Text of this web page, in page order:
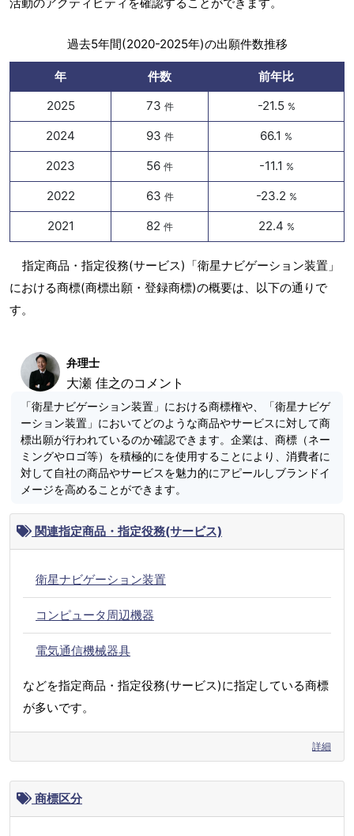
過去5年間(2020-2025年)の出願件数推移
年 件数
前年比
2025
73 件 -21.5 %
2024 93 件 66.1 %
2023 56 件 -11.1 %
2022 63 件 -23.2 %
2021 82 件 22.4 %
指定商品・指定役務(サービス)「衛星ナビゲーション装置」
における商標(商標出願・登録商標)の概要は、以下の通りで
す。
弁理士
大瀬 佳之のコメント
「衛星ナビゲーション装置」における商標権や、「衛星ナビゲ
ーション装置」においてどのような商品やサービスに対して商
標出願が行われているのか確認できます。企業は、商標（ネー
ミングやロゴ等）を積極的にを使用することにより、消費者に
対して自社の商品やサービスを魅力的にアピールしブランドイ
メージを高めることができます。
関連指定商品・指定役務(サービス)
衛星ナビゲーション装置
コンピュータ周辺機器
電気通信機械器具
などを指定商品・指定役務(サービス)に指定している商標
が多いです。
詳細
商標区分